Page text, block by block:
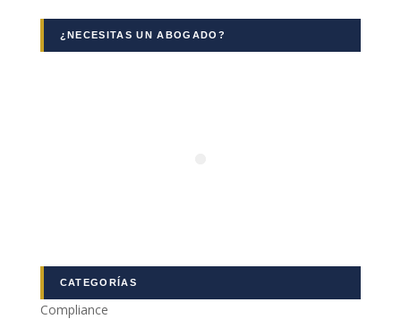
¿NECESITAS UN ABOGADO?
CATEGORÍAS
Compliance